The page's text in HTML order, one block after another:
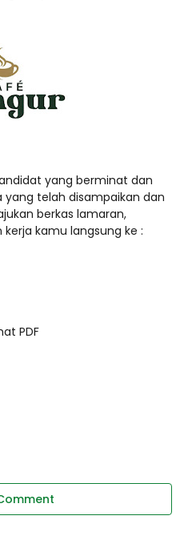
yang berminat dan
yang telah disampaikan dan
berkas lamaran,
kamu langsung ke :
PDF